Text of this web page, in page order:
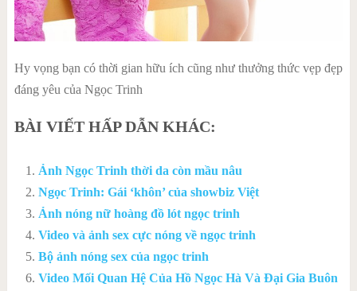
Hy vọng bạn có thời gian hữu ích cũng như thưởng thức vẹp đẹp
đáng yêu của Ngọc Trinh
BÀI VIẾT HẤP DẪN KHÁC:
Ảnh Ngọc Trinh thời da còn mầu nâu
Ngọc Trinh: Gái ‘khôn’ của showbiz Việt
Ảnh nóng nữ hoàng đồ lót ngọc trinh
Video và ảnh sex cực nóng về ngọc trinh
Bộ ảnh nóng sex của ngọc trinh
Video Mối Quan Hệ Của Hồ Ngọc Hà Và Đại Gia Buôn